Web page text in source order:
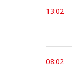
13:02
08:02